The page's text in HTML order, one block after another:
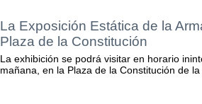
La Exposición Estática de la
Plaza de la Constitución
La exhibición se podrá visitar en horario
mañana, en la Plaza de la Constitución de